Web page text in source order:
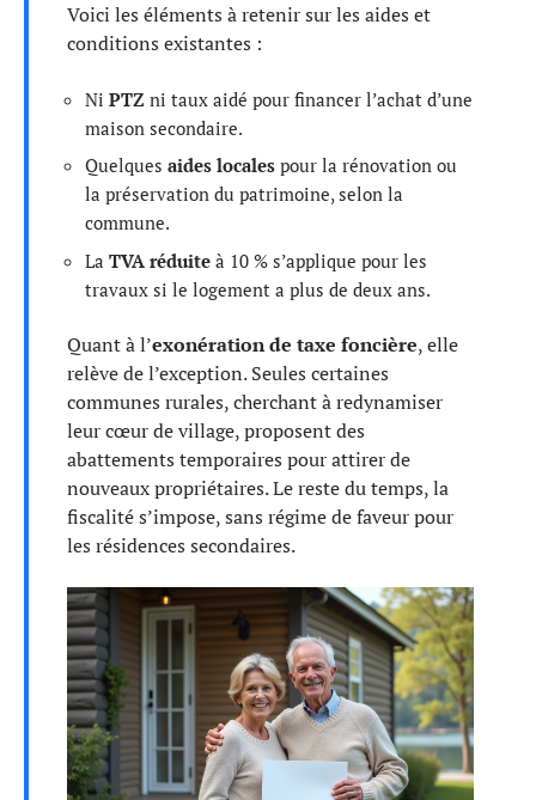
Voici les éléments à retenir sur les aides et
conditions existantes :
Ni PTZ ni taux aidé pour financer l’achat d’une
maison secondaire.
Quelques aides locales pour la rénovation ou
la préservation du patrimoine, selon la
commune.
La TVA réduite à 10 % s’applique pour les
travaux si le logement a plus de deux ans.
Quant à l’exonération de taxe foncière, elle
relève de l’exception. Seules certaines
communes rurales, cherchant à redynamiser
leur cœur de village, proposent des
abattements temporaires pour attirer de
nouveaux propriétaires. Le reste du temps, la
fiscalité s’impose, sans régime de faveur pour
les résidences secondaires.